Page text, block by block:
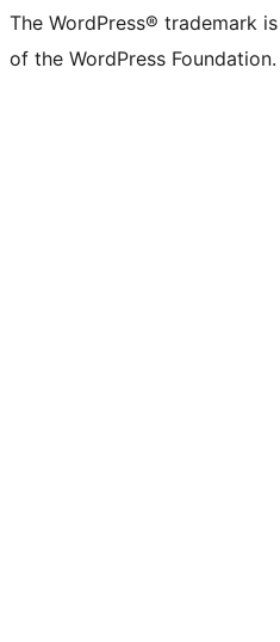
The WordPress® trademark
of the WordPress Foundation.